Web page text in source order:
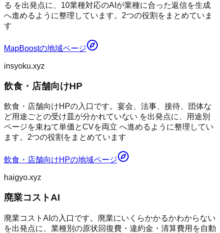
る を出発点に、10業種対応のAIが業種に合った返信を生成
へ進めるように整理しています。2つの役割をまとめていま
す
MapBoostの地域ページ
insyoku.xyz
飲食・店舗向けHP
飲食・店舗向けHPの入口です。宴会、法事、接待、団体な
ど用途ごとの受け皿が分かれていない を出発点に、用途別
ページを束ねて単価とCVを両立 へ進めるように整理してい
ます。2つの役割をまとめています
飲食・店舗向けHPの地域ページ
haigyo.xyz
廃業コストAI
廃業コストAIの入口です。廃業にいくらかかるかわからない
を出発点に、業種別の原状回復費・違約金・清算費用を自動